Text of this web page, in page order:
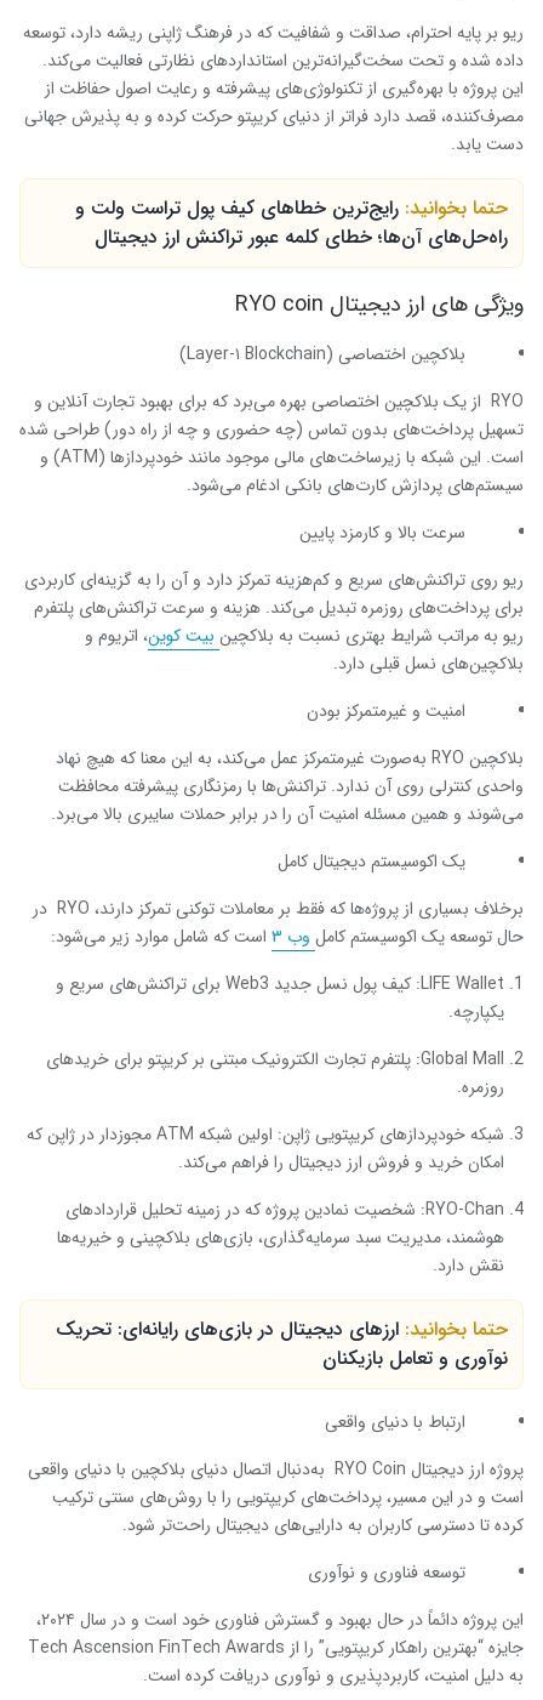
ریو بر پایه‌ احترام، صداقت و شفافیت که در فرهنگ ژاپنی ریشه دارد، توسعه
داده شده و تحت سخت‌گیرانه‌ترین استانداردهای نظارتی فعالیت می‌کند.
این پروژه با بهره‌گیری از تکنولوژی‌های پیشرفته و رعایت اصول حفاظت از
مصرف‌کننده، قصد دارد فراتر از دنیای کریپتو حرکت کرده و به پذیرش جهانی
دست یابد.
حتما بخوانید: رایج‌ترین خطاهای کیف پول تراست ولت و
راه‌حل‌های آن‌ها؛ خطای کلمه عبور تراکنش ارز دیجیتال
ویژگی های ارز دیجیتال RYO coin
بلاکچین اختصاصی (Layer-۱ Blockchain)
RYO از یک بلاکچین اختصاصی بهره می‌برد که برای بهبود تجارت آنلاین و
تسهیل پرداخت‌های بدون تماس (چه حضوری و چه از راه دور) طراحی شده
است. این شبکه با زیرساخت‌های مالی موجود مانند خودپردازها (ATM) و
سیستم‌های پردازش کارت‌های بانکی ادغام می‌شود.
سرعت بالا و کارمزد پایین
ریو روی تراکنش‌های سریع و کم‌هزینه تمرکز دارد و آن را به گزینه‌ای کاربردی
برای پرداخت‌های روزمره تبدیل می‌کند. هزینه و سرعت تراکنش‌های پلتفرم
ریو به مراتب شرایط بهتری نسبت به بلاکچین بیت کوین، اتریوم و
بلاکچین‌های نسل قبلی دارد.
امنیت و غیرمتمرکز بودن
بلاکچین RYO به‌صورت غیرمتمرکز عمل می‌کند، به این معنا که هیچ نهاد
واحدی کنترلی روی آن ندارد. تراکنش‌ها با رمزنگاری پیشرفته محافظت
می‌شوند و همین مسئله امنیت آن را در برابر حملات سایبری بالا می‌برد.
یک اکوسیستم دیجیتال کامل
برخلاف بسیاری از پروژه‌ها که فقط بر معاملات توکنی تمرکز دارند، RYO در
حال توسعه یک اکوسیستم کامل وب ۳
است که شامل موارد زیر می‌شود:
LIFE Wallet: کیف پول نسل جدید Web3 برای تراکنش‌های سریع و
یکپارچه.
Global Mall: پلتفرم تجارت الکترونیک مبتنی بر کریپتو برای خریدهای
روزمره.
شبکه خودپردازهای کریپتویی ژاپن: اولین شبکه ATM مجوزدار در ژاپن که
امکان خرید و فروش ارز دیجیتال را فراهم می‌کند.
RYO-Chan: شخصیت نمادین پروژه که در زمینه تحلیل قراردادهای
هوشمند، مدیریت سبد سرمایه‌گذاری، بازی‌های بلاکچینی و خیریه‌ها
نقش دارد.
حتما بخوانید: ارزهای دیجیتال در بازی‌های رایانه‌ای: تحریک
نوآوری و تعامل بازیکنان
ارتباط با دنیای واقعی
پروژه ارز دیجیتال RYO Coin به‌دنبال اتصال دنیای بلاکچین با دنیای واقعی
است و در این مسیر، پرداخت‌های کریپتویی را با روش‌های سنتی ترکیب
کرده تا دسترسی کاربران به دارایی‌های دیجیتال راحت‌تر شود.
توسعه فناوری و نوآوری
این پروژه دائماً در حال بهبود و گسترش فناوری خود است و در سال ۲۰۲۴،
جایزه “بهترین راهکار کریپتویی” را از Tech Ascension FinTech Awards
به دلیل امنیت، کاربردپذیری و نوآوری دریافت کرده است.